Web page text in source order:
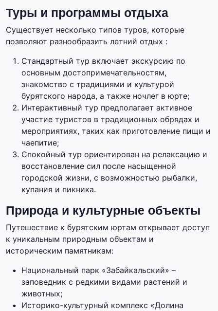
Туры и программы отдыха
Существует несколько типов туров, которые
позволяют разнообразить летний отдых :
Стандартный тур включает экскурсию по
основным достопримечательностям,
знакомство с традициями и культурой
бурятского народа, а также ночлег в юрте;
Интерактивный тур предполагает активное
участие туристов в традиционных обрядах и
мероприятиях, таких как приготовление пищи и
чаепитие;
Спокойный тур ориентирован на релаксацию и
восстановление сил после насыщенной
городской жизни, с возможностью рыбалки,
купания и пикника.
Природа и культурные объекты
Путешествие к бурятским юртам открывает доступ
к уникальным природным объектам и
историческим памятникам:
Национальный парк «Забайкальский» –
заповедник с редкими видами растений и
животных;
Историко-культурный комплекс «Долина